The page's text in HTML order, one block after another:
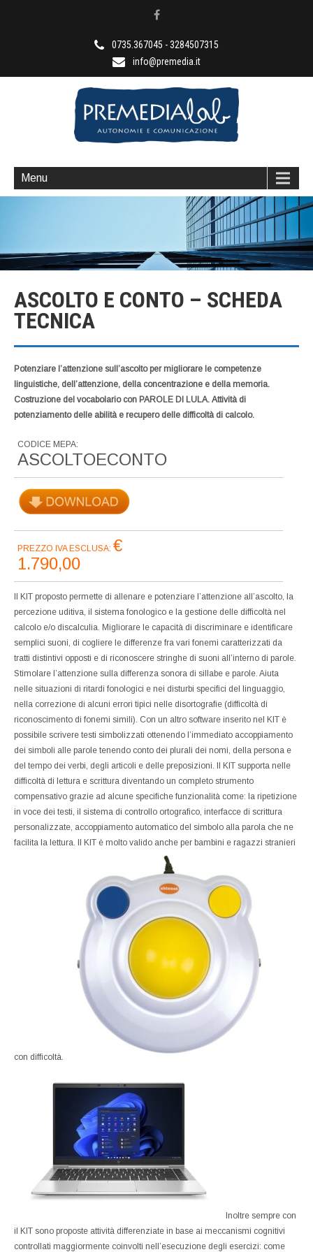
0735.367045 - 3284507315
info@premedia.it
Menu
ASCOLTO E CONTO – SCHEDA
TECNICA
Potenziare l’attenzione sull’ascolto per migliorare le competenze
linguistiche, dell’attenzione, della concentrazione e della memoria.
Costruzione del vocabolario con PAROLE DI LULA. Attività di
potenziamento delle abilità e recupero delle difficoltà di calcolo.
CODICE MEPA:
ASCOLTOECONTO
PREZZO IVA ESCLUSA: €
1.790,00
Il KIT proposto permette di allenare e potenziare l’attenzione all’ascolto, la
percezione uditiva, il sistema fonologico e la gestione delle difficoltà nel
calcolo e/o discalculia. Migliorare le capacità di discriminare e identificare
semplici suoni, di cogliere le differenze fra vari fonemi caratterizzati da
tratti distintivi opposti e di riconoscere stringhe di suoni all’interno di parole.
Stimolare l’attenzione sulla differenza sonora di sillabe e parole. Aiuta
nelle situazioni di ritardi fonologici e nei disturbi specifici del linguaggio,
nella correzione di alcuni errori tipici nelle disortografie (difficoltà di
riconoscimento di fonemi simili). Con un altro software inserito nel KIT è
possibile scrivere testi simbolizzati ottenendo l’immediato accoppiamento
dei simboli alle parole tenendo conto dei plurali dei nomi, della persona e
del tempo dei verbi, degli articoli e delle preposizioni. Il KIT supporta nelle
difficoltà di lettura e scrittura diventando un completo strumento
compensativo grazie ad alcune specifiche funzionalità come: la ripetizione
in voce dei testi, il sistema di controllo ortografico, interfacce di scrittura
personalizzate, accoppiamento automatico del simbolo alla parola che ne
facilita la lettura. Il KIT è molto valido anche per bambini e ragazzi stranieri
con difficoltà.
Inoltre sempre con
il KIT sono proposte attività differenziate in base ai meccanismi cognitivi
controllati maggiormente coinvolti nell’esecuzione degli esercizi: come